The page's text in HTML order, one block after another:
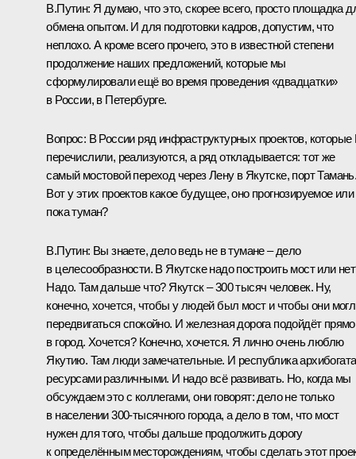
В.Путин: Я думаю, что это, скорее всего, просто площадка
обмена опытом. И для подготовки кадров, допустим, что
неплохо. А кроме всего прочего, это в известной степени
продолжение наших предложений, которые мы
сформулировали ещё во время проведения «двадцатки»
в России, в Петербурге.
Вопрос: В России ряд инфраструктурных проектов,
перечислили, реализуются, а ряд откладывается: тот же
самый мостовой переход через Лену в Якутске, порт
Вот у этих проектов какое будущее, оно прогнозируемое или
пока туман?
В.Путин: Вы знаете, дело ведь не в тумане – дело
в целесообразности. В Якутске надо построить мост или
Надо. Там дальше что? Якутск – 300 тысяч человек. Ну,
конечно, хочется, чтобы у людей был мост и чтобы они
передвигаться спокойно. И железная дорога подойдёт прямо
в город. Хочется? Конечно, хочется. Я лично очень люблю
Якутию. Там люди замечательные. И республика
ресурсами различными. И надо всё развивать. Но, когда мы
обсуждаем это с коллегами, они говорят: дело не только
в населении 300-тысячного города, а дело в том, что мост
нужен для того, чтобы дальше продолжить дорогу
к определённым месторождениям, чтобы сделать этот